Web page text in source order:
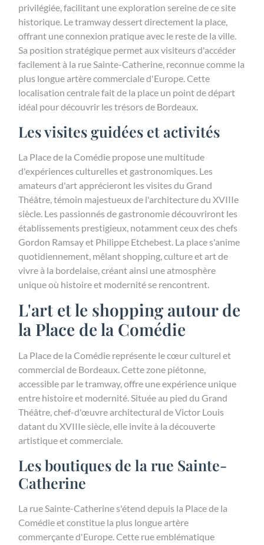
privilégiée, facilitant une exploration sereine de ce site
historique. Le tramway dessert directement la place,
offrant une connexion pratique avec le reste de la ville.
Sa position stratégique permet aux visiteurs d'accéder
facilement à la rue Sainte-Catherine, reconnue comme la
plus longue artère commerciale d'Europe. Cette
localisation centrale fait de la place un point de départ
idéal pour découvrir les trésors de Bordeaux.
Les visites guidées et activités
La Place de la Comédie propose une multitude
d'expériences culturelles et gastronomiques. Les
amateurs d'art apprécieront les visites du Grand
Théâtre, témoin majestueux de l'architecture du XVIIIe
siècle. Les passionnés de gastronomie découvriront les
établissements prestigieux, notamment ceux des chefs
Gordon Ramsay et Philippe Etchebest. La place s'anime
quotidiennement, mêlant shopping, culture et art de
vivre à la bordelaise, créant ainsi une atmosphère
unique où histoire et modernité se rencontrent.
L'art et le shopping autour de
la Place de la Comédie
La Place de la Comédie représente le cœur culturel et
commercial de Bordeaux. Cette zone piétonne,
accessible par le tramway, offre une expérience unique
entre histoire et modernité. Située au pied du Grand
Théâtre, chef-d'œuvre architectural de Victor Louis
datant du XVIIIe siècle, elle invite à la découverte
artistique et commerciale.
Les boutiques de la rue Sainte-
Catherine
La rue Sainte-Catherine s'étend depuis la Place de la
Comédie et constitue la plus longue artère
commerçante d'Europe. Cette rue emblématique